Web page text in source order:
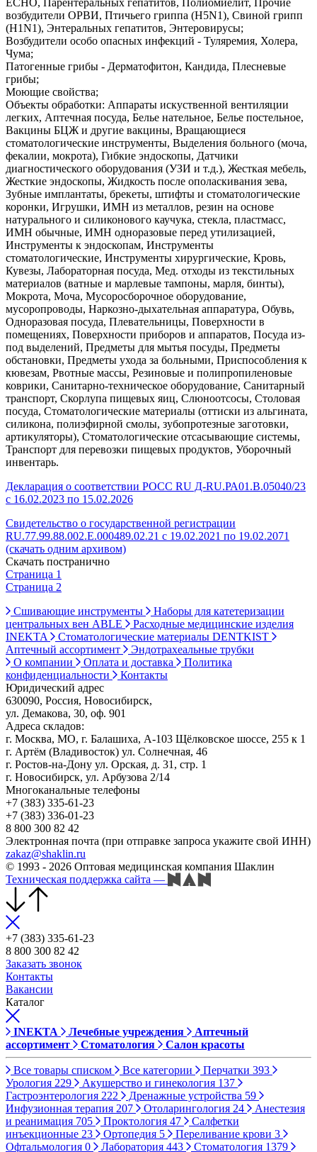
возбудители ОРВИ, Птичьего гриппа (H5N1), Свиной грипп
(H1N1), Энтеральных гепатитов, Энтеровирусы;
Возбудители особо опасных инфекций - Туляремия, Холера,
Чума;
Патогенные грибы - Дерматофитон, Кандида, Плесневые
грибы;
Моющие свойства;
Объекты обработки: Аппараты искуственной вентиляции
легких, Аптечная посуда, Белье нательное, Белье постельное,
Вакцины БЦЖ и другие вакцины, Вращающиеся
стоматологические инструменты, Выделения больного (моча,
фекалии, мокрота), Гибкие эндоскопы, Датчики
диагностического оборудования (УЗИ и т.д.), Жесткая мебель,
Жесткие эндоскопы, Жидкость после ополаскивания зева,
Зубные имплантаты, брекеты, штифты и стоматологические
коронки, Игрушки, ИМН из металлов, резин на основе
натурального и силиконового каучука, стекла, пластмасс,
ИМН обычные, ИМН одноразовые перед утилизацией,
Инструменты к эндоскопам, Инструменты
стоматологические, Инструменты хирургические, Кровь,
Кувезы, Лабораторная посуда, Мед. отходы из текстильных
материалов (ватные и марлевые тампоны, марля, бинты),
Мокрота, Моча, Мусоросборочное оборудование,
мусоропроводы, Наркозно-дыхательная аппаратура, Обувь,
Одноразовая посуда, Плевательницы, Поверхности в
помещениях, Поверхности приборов и аппаратов, Посуда из-
под выделений, Предметы для мытья посуды, Предметы
обстановки, Предметы ухода за больными, Приспособления к
кювезам, Рвотные массы, Резиновые и полипропиленовые
коврики, Санитарно-техническое оборудование, Санитарный
транспорт, Скорлупа пищевых яиц, Слюноотсосы, Столовая
посуда, Стоматологические материалы (оттиски из альгината,
силикона, полиэфирной смолы, зубопротезные заготовки,
артикуляторы), Стоматологические отсасывающие системы,
Транспорт для перевозки пищевых продуктов, Уборочный
инвентарь.
Декларация о соответствии РОСС RU Д-RU.РА01.В.05040/23
с 16.02.2023 по 15.02.2026
Свидетельство о государственной регистрации
RU.77.99.88.002.Е.000489.02.21 с 19.02.2021 по 19.02.2071
(скачать одним архивом)
Скачать постранично
Страница 1
Страница 2
Сшивающие инструменты
Наборы для катетеризации
центральных вен ABLE
Расходные медицинские изделия
INEKTA
Стоматологические материалы DENTKIST
Аптечный ассортимент
Эндотрахеальные трубки
О компании
Оплата и доставка
Политика
конфиденциальности
Контакты
Юридический адрес
630090, Россия, Новосибирск,
ул. Демакова, 30, оф. 901
Адреса складов:
г. Москва, МО, г. Балашиха, А-103 Щёлковское шоссе, 255 к 1
г. Артём (Владивосток) ул. Солнечная, 46
г. Ростов-на-Дону ул. Орская, д. 31, стр. 1
г. Новосибирск, ул. Арбузова 2/14
Многоканальные телефоны
+7 (383) 335-61-23
+7 (383) 336-01-23
8 800 300 82 42
Электронная почта (при отправке запроса укажите свой ИНН)
zakaz@shaklin.ru
© 1993 - 2026 Оптовая медицинская компания Шаклин
Техническая поддержка сайта —
+7 (383) 335-61-23
8 800 300 82 42
Заказать звонок
Контакты
Вакансии
Каталог
INEKTA Лечебные учреждения
Аптечный
ассортимент
Стоматология Салон красоты
Все товары списком Все категории Перчатки 393
Урология 229 Акушерство и гинекология 137
Гастроэнтерология 222 Дренажные устройства 59
Инфузионная терапия 207 Отоларингология 24
Анестезия
и реанимация 705 Проктология 47
Салфетки
инъекционные 23 Ортопедия 5 Переливание крови 3
Офтальмология 0 Лаборатория 443 Стоматология 1379